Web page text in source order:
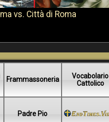
vs. Città di Roma
Frammassoneria
Vocabolario
Cattolico
Padre Pio